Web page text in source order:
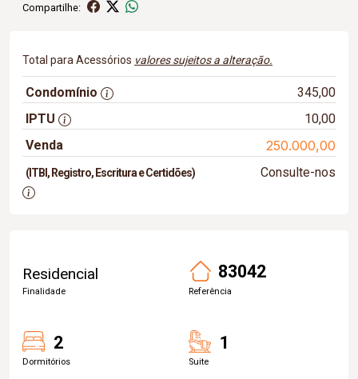
Compartilhe:
Total para Acessórios valores sujeitos a alteração.
Condomínio
345,00
IPTU
10,00
Venda
250.000,00
(ITBI, Registro, Escritura e Certidões) Consulte-nos
Residencial
Finalidade
83042
Referência
2
Dormitórios
1
Suite